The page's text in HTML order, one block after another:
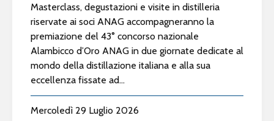
Masterclass, degustazioni e visite in distilleria
riservate ai soci ANAG accompagneranno la
premiazione del 43° concorso nazionale
Alambicco d’Oro ANAG in due giornate dedicate al
mondo della distillazione italiana e alla sua
eccellenza fissate ad...
Mercoledì 29 Luglio 2026